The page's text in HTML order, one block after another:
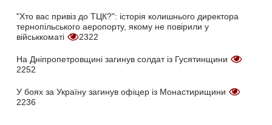
"Хто вас привіз до ТЦК?": історія колишнього директора
тернопільського аеропорту, якому не повірили у
військкоматі
2322
На Дніпропетровщині загинув солдат із Гусятинщини
2252
У боях за Україну загинув офіцер із Монастирищини
2236